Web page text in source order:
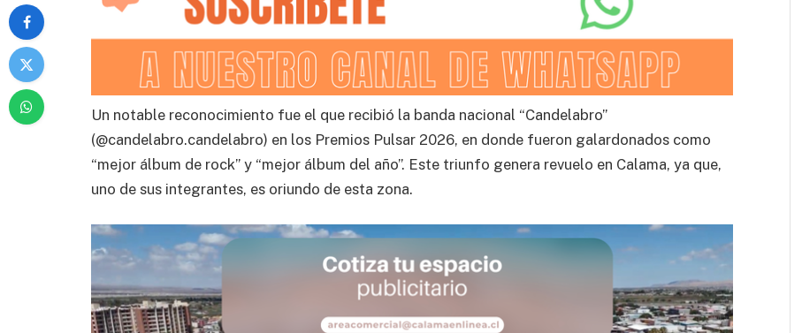
Un notable reconocimiento fue el que recibió la banda nacional “Candelabro”
(@candelabro.candelabro) en los Premios Pulsar 2026, en donde fueron galardonados como
“mejor álbum de rock” y “mejor álbum del año”. Este triunfo genera revuelo en Calama, ya que,
uno de sus integrantes, es oriundo de esta zona.